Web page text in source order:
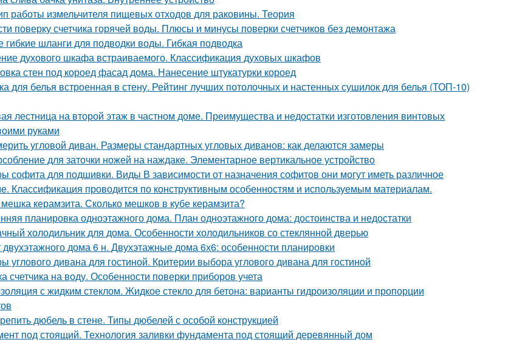
работы измельчителя пищевых отходов для раковины. Теория
поверку счетчика горячей воды. Плюсы и минусы поверки счетчиков без демонтажа
гибкие шланги для подводки воды. Гибкая подводка
духового шкафа встраиваемого. Классификация духовых шкафов
стен под короед фасад дома. Нанесение штукатурки короед
для белья встроенная в стену. Рейтинг лучших потолочных и настенных сушилок для белья (ТОП-10)
лестница на второй этаж в частном доме. Преимущества и недостатки изготовления винтовых
руками
угловой диван. Размеры стандартных угловых диванов: как делаются замеры
для заточки ножей на наждаке. Элементарное вертикальное устройство
софита для подшивки. Виды В зависимости от назначения софитов они могут иметь различное
Классификация проводится по конструктивным особенностям и используемым материалам.
керамзита. Сколько мешков в кубе керамзита?
планировка одноэтажного дома. План одноэтажного дома: достоинства и недостатки
холодильник для дома. Особенности холодильников со стеклянной дверью
двухэтажного дома 6 н. Двухэтажные дома 6х6: особенности планировки
углового дивана для гостиной. Критерии выбора углового дивана для гостиной
счетчика на воду. Особенности поверки приборов учета
с жидким стеклом. Жидкое стекло для бетона: варианты гидроизоляции и пропорции
дюбель в стене. Типы дюбелей с особой конструкцией
под стоящий. Технология заливки фундамента под стоящий деревянный дом